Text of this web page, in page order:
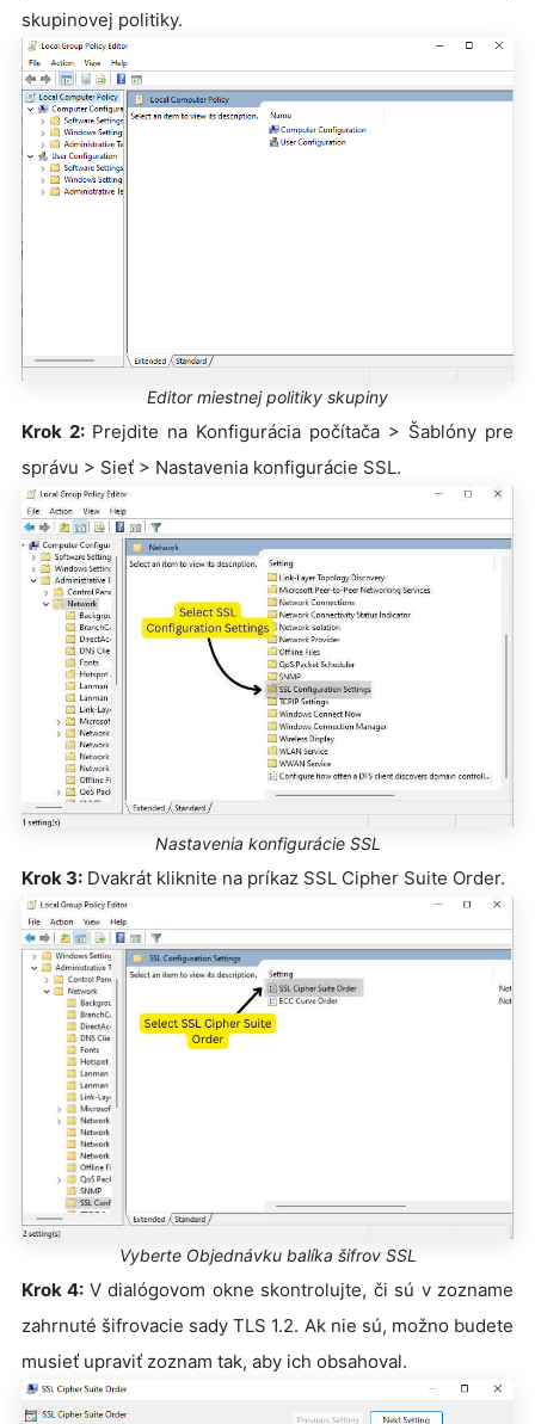
skupinovej politiky.
Editor miestnej politiky skupiny
Krok 2: Prejdite na Konfigurácia počítača > Šablóny pre
správu > Sieť > Nastavenia konfigurácie SSL.
Nastavenia konfigurácie SSL
Krok 3: Dvakrát kliknite na príkaz SSL Cipher Suite Order.
Vyberte Objednávku balíka šifrov SSL
Krok 4: V dialógovom okne skontrolujte, či sú v zozname
zahrnuté šifrovacie sady TLS 1.2. Ak nie sú, možno budete
musieť upraviť zoznam tak, aby ich obsahoval.